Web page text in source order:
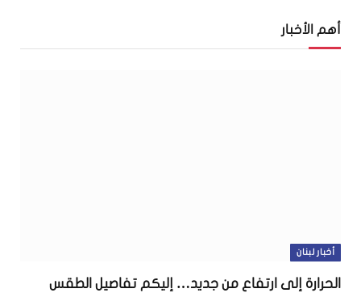
أهم الأخبار
أخبار لبنان
الحرارة إلى ارتفاع من جديد… إليكم تفاصيل الطقس